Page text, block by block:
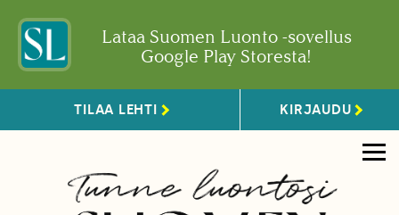
Lataa Suomen Luonto -sovellus
Google Play Storesta!
TILAA LEHTI KIRJAUDU